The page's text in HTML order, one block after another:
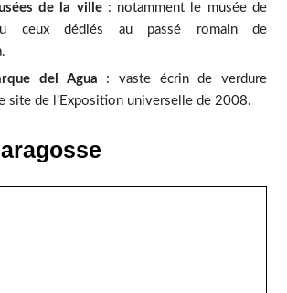
de la ville: notamment le musée de
ceux dédiés au passé romain de
del Agua : vaste écrin de verdure
site de l’Exposition universelle de 2008.